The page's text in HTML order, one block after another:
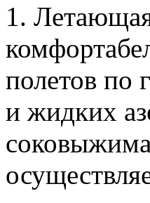
1.
полетов по
и жидких